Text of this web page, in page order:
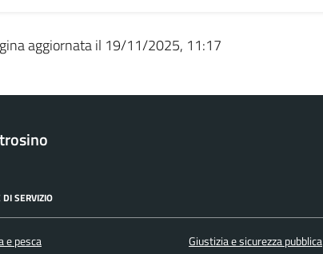
aggiornata il 19/11/2025, 11:17
DI SERVIZIO
e pesca
Giustizia e sicurezza pubblica